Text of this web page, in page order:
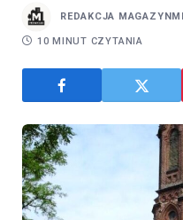
REDAKCJA
10 MINUT CZYTANIA